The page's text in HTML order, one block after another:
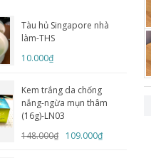
Tàu hủ Singapore nhà
làm-THS
10.000₫
Kem trắng da chống
nắng-ngừa mụn thâm
(16g)-LN03
148.000₫
109.000₫